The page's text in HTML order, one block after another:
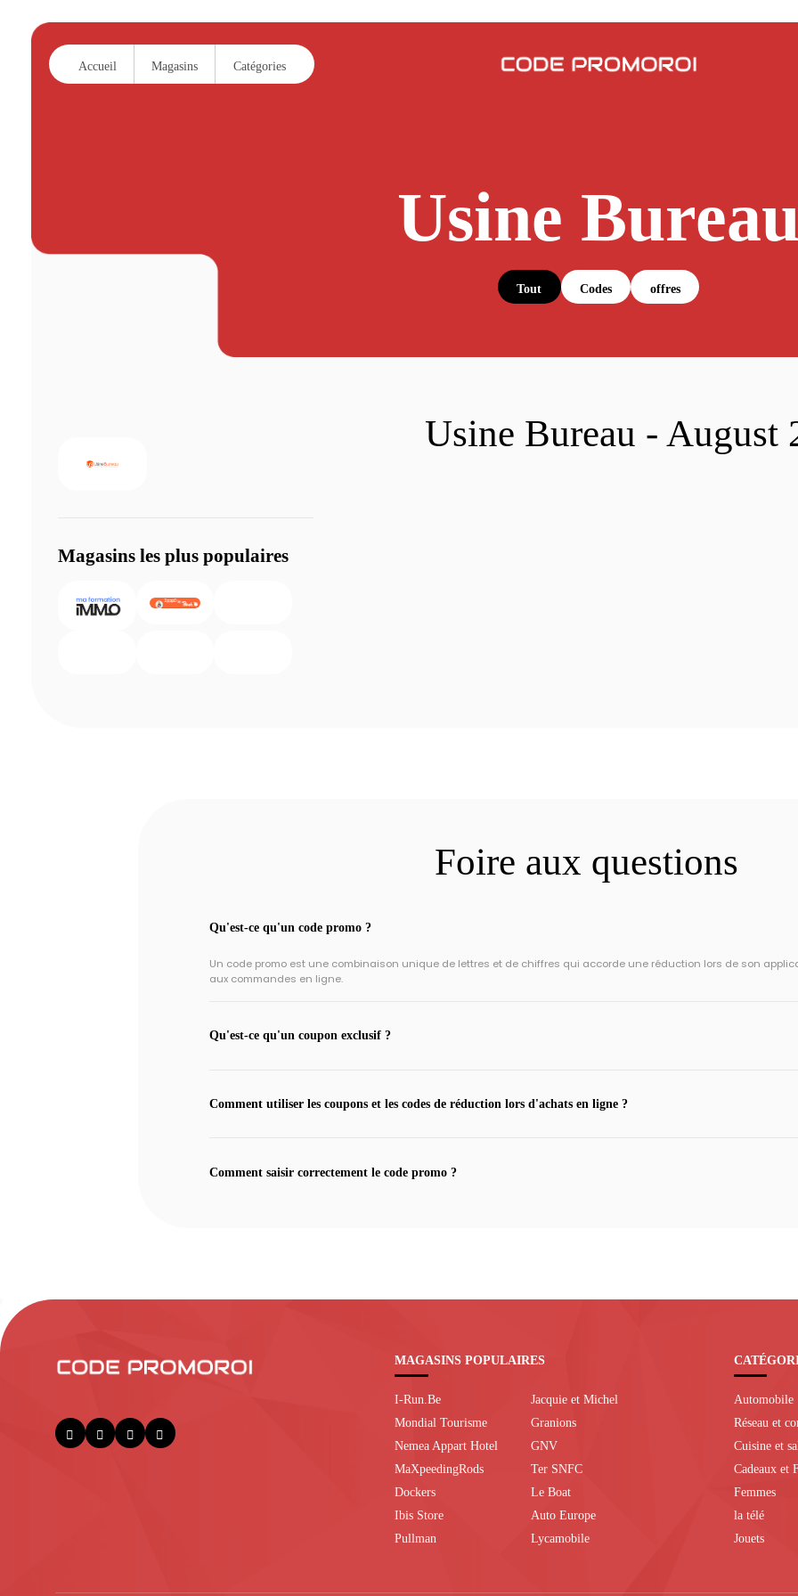
Accueil Magasins Catégories
Usine
Tout Codes offres
Usine Bureau - August
Magasins les plus populaires
Foire aux questions
Qu'est-ce qu'un code promo ?
Un code promo est une combinaison unique de lettres et de chiffres qui accorde une réduction lors de son
aux commandes en ligne.
Qu'est-ce qu'un coupon exclusif ?
Comment utiliser les coupons et les codes de réduction lors d'achats en ligne ?
Comment saisir correctement le code promo ?
MAGASINS POPULAIRES
I-Run.Be
Mondial Tourisme
Nemea Appart Hotel
MaXpeedingRods
Dockers
Ibis Store
Pullman
Jacquie et Michel
Granions
GNV
Ter SNFC
Le Boat
Auto Europe
Lycamobile
Automobile
Réseau et
Cuisine et
Cadeaux et
Femmes
la télé
Jouets